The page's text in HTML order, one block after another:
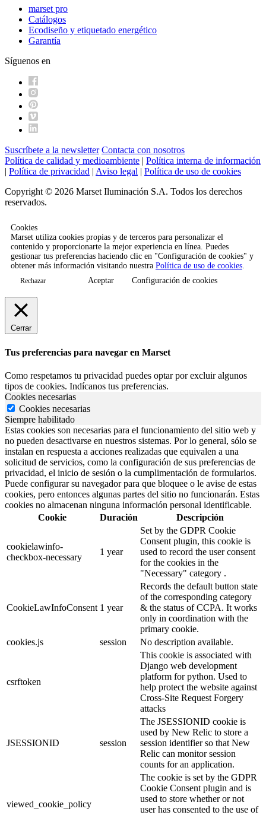
marset pro
Catálogos
Ecodiseño y etiquetado energético
Garantía
Síguenos en
Suscríbete a la newsletter Contacta con nosotros
Política de calidad y medioambiente | Política interna de información
| Política de privacidad | Aviso legal | Política de uso de cookies
Copyright © 2026 Marset Iluminación S.A. Todos los derechos
reservados.
Cookies
Marset utiliza cookies propias y de terceros para personalizar el
contenido y proporcionarte la mejor experiencia en línea. Puedes
gestionar tus preferencias haciendo clic en "Configuración de cookies" y
obtener más información visitando nuestra Política de uso de cookies.
Rechazar Aceptar Configuración de cookies
Cerrar
Tus preferencias para navegar en Marset
Como respetamos tu privacidad puedes optar por excluir algunos
tipos de cookies. Indícanos tus preferencias.
Cookies necesarias
Cookies necesarias
Siempre habilitado
Estas cookies son necesarias para el funcionamiento del sitio web y
no pueden desactivarse en nuestros sistemas. Por lo general, sólo se
instalan en respuesta a acciones realizadas que equivalen a una
solicitud de servicios, como la configuración de sus preferencias de
privacidad, el inicio de sesión o la cumplimentación de formularios.
Puede configurar su navegador para que bloquee o le avise de estas
cookies, pero entonces algunas partes del sitio no funcionarán. Estas
cookies no almacenan ninguna información personal identificable.
Cookie
Duración Descripción
cookielawinfo-
checkbox-necessary
1 year
Set by the GDPR Cookie
Consent plugin, this cookie is
used to record the user consent
for the cookies in the
"Necessary" category .
CookieLawInfoConsent 1 year
Records the default button state
of the corresponding category
& the status of CCPA. It works
only in coordination with the
primary cookie.
cookies.js
session No description available.
csrftoken
This cookie is associated with
Django web development
platform for python. Used to
help protect the website against
Cross-Site Request Forgery
attacks
JSESSIONID session
The JSESSIONID cookie is
used by New Relic to store a
session identifier so that New
Relic can monitor session
counts for an application.
viewed_cookie_policy
The cookie is set by the GDPR
Cookie Consent plugin and is
used to store whether or not
user has consented to the use of